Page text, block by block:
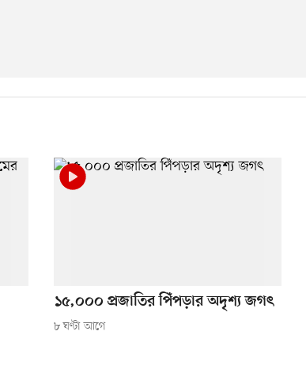
১৫,০০০ প্রজাতির পিঁপড়ার অদৃশ্য জগৎ
৮ ঘণ্টা আগে